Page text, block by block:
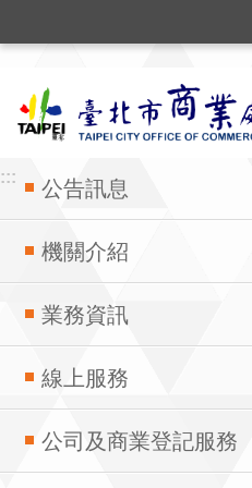
::: 公告訊息
機關介紹
業務資訊
線上服務
公司及商業登記服務